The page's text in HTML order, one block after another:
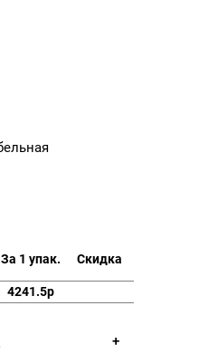
За 1 упак. Скидка
4241.5р
+